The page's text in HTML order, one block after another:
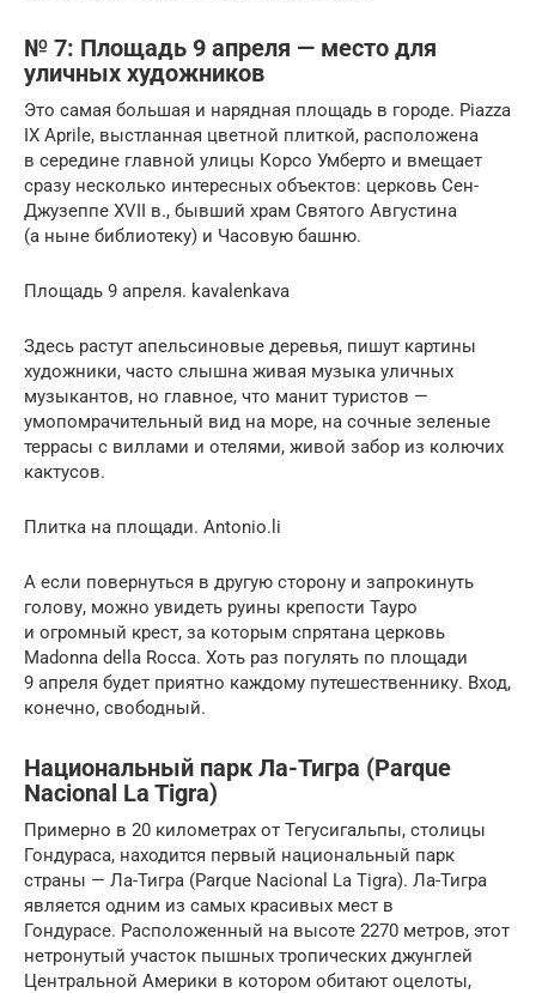
№ 7: Площадь 9 апреля — место для
уличных художников
Это самая большая и нарядная площадь в городе. Piazza
IX Aprile, выстланная цветной плиткой, расположена
в середине главной улицы Корсо Умберто и вмещает
сразу несколько интересных объектов: церковь Сен-
Джузеппе XVII в., бывший храм Святого Августина
(а ныне библиотеку) и Часовую башню.
Площадь 9 апреля. kavalenkava
Здесь растут апельсиновые деревья, пишут картины
художники, часто слышна живая музыка уличных
музыкантов, но главное, что манит туристов —
умопомрачительный вид на море, на сочные зеленые
террасы с виллами и отелями, живой забор из колючих
кактусов.
Плитка на площади. Antonio.li
А если повернуться в другую сторону и запрокинуть
голову, можно увидеть руины крепости Тауро
и огромный крест, за которым спрятана церковь
Madonna della Rocca. Хоть раз погулять по площади
9 апреля будет приятно каждому путешественнику. Вход,
конечно, свободный.
Национальный парк Ла-Тигра (Parque
Nacional La Tigra)
Примерно в 20 километрах от Тегусигальпы, столицы
Гондураса, находится первый национальный парк
страны — Ла-Тигра (Parque Nacional La Tigra). Ла-Тигра
является одним из самых красивых мест в
Гондурасе. Расположенный на высоте 2270 метров, этот
нетронутый участок пышных тропических джунглей
Центральной Америки в котором обитают оцелоты,